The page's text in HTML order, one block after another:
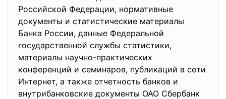
Российской Федерации, нормативные
документы и статистические материалы
Банка России, данные Федеральной
государственной службы статистики,
материалы научно-практических
конференций и семинаров, публикаций в сети
Интернет, а также отчетность банков и
внутрибанковские документы ОАО Сбербанк